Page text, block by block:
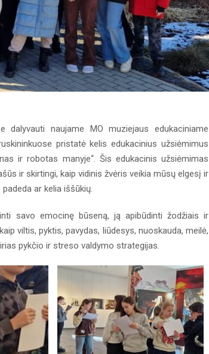
naujame MO muziejaus edukaciniame
pristatė kelis edukacinius užsiėmimus
ir robotas manyje“. Šis edukacinis užsiėmimas
ir skirtingi, kaip vidinis žvėris veikia mūsų elgesį ir
ar kelia iššūkių.
savo emocinę būseną, ją apibūdinti žodžiais ir
viltis, pyktis, pavydas, liūdesys, nuoskauda, meilė,
pykčio ir streso valdymo strategijas.